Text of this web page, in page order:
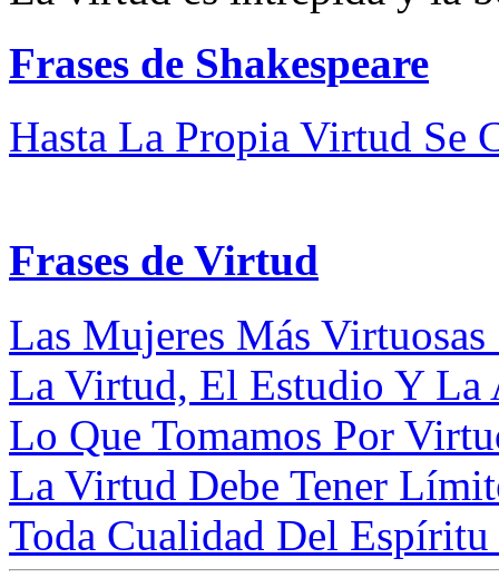
Frases de Shakespeare
Hasta La Propia Virtud Se
Frases de Virtud
Las Mujeres Más
La Virtud, El Estudio Y La
Lo Que Tomamos Por
La Virtud Debe Tener
Toda Cualidad Del